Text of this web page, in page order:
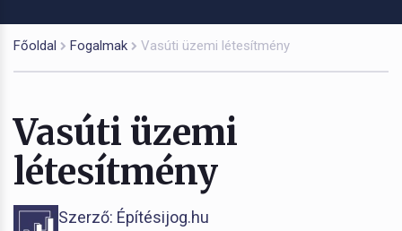
Főoldal Fogalmak Vasúti üzemi létesítmény
Vasúti üzemi
létesítmény
Szerző: Építésijog.hu